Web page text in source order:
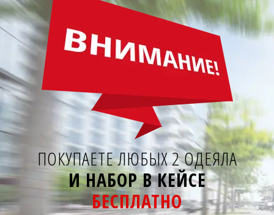
ПОКУПАЕТЕ ЛЮБЫХ 2 ОДЕЯЛА
И НАБОР В КЕЙСЕ
БЕСПЛАТНО